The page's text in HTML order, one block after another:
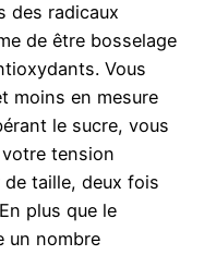
des radicaux
de être bosselage
Vous
moins en mesure
le sucre, vous
tension
taille, deux fois
plus que le
un nombre